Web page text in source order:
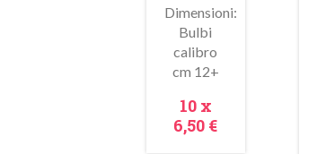
Anteprima
Dimensioni:
Bulbi
calibro
cm 12+
Prezzo
10 x
6,50 €